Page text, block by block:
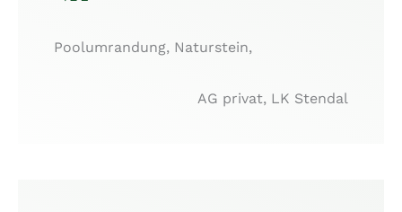
Poolumrandung, Naturstein,
AG privat, LK Stendal